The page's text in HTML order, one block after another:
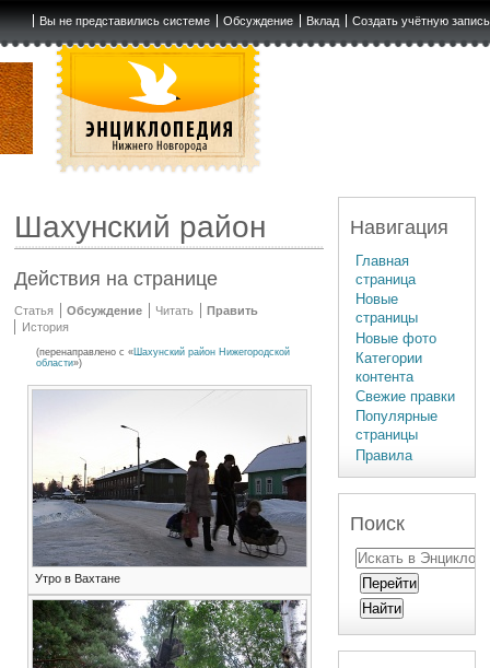
Вы не представились системе Обсуждение Вклад Создать учётную запись
Шахунский район
Действия на странице
Статья Обсуждение Читать
Править
История
(перенаправлено с «Шахунский район Нижегородской
области»)
Утро в Вахтане
Навигация
Главная
страница
Новые
страницы
Новые фото
Категории
контента
Свежие правки
Популярные
страницы
Правила
Поиск